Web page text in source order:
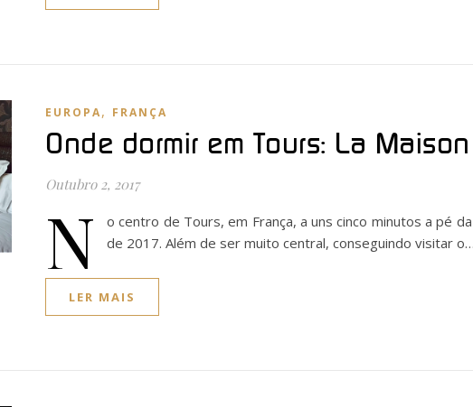
EUROPA, FRANÇA
Onde dormir em Tours: La
Outubro 2, 2017
N
o centro de Tours, em França, a uns cinco minutos a pé
de 2017. Além de ser muito central, conseguindo visitar o…
LER MAIS